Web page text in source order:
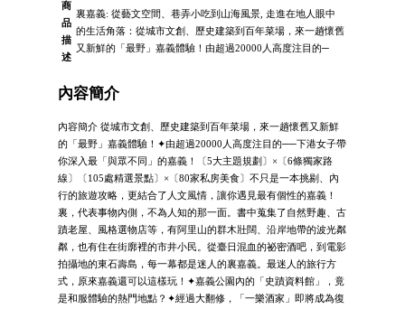
商
品
描
述
裏嘉義: 從藝文空間、巷弄小吃到山海風景, 走進在地人眼中
的生活角落：從城市文創、歷史建築到百年菜場，來一趟懷舊
又新鮮的「最野」嘉義體驗！由超過20000人高度注目的─
內容簡介
內容簡介 從城市文創、歷史建築到百年菜場，來一趟懷舊又新鮮
的「最野」嘉義體驗！✦由超過20000人高度注目的──下港女子帶
你深入最「與眾不同」的嘉義！〔5大主題規劃〕×〔6條獨家路
線〕〔105處精選景點〕×〔80家私房美食〕不只是一本挑剔、內
行的旅遊攻略，更結合了人文風情，讓你遇見最有個性的嘉義！
裏，代表事物內側，不為人知的那一面。書中蒐集了自然野趣、古
蹟老屋、風格選物店等，有阿里山的群木壯闊、沿岸地帶的波光粼
粼，也有住在街廓裡的市井小民。從臺日混血的祕密酒吧，到電影
拍攝地的東石壽島，每一幕都是迷人的裏嘉義。最迷人的旅行方
式，原來嘉義還可以這樣玩！✦嘉義公園內的「史蹟資料館」，竟
是和服體驗的熱門地點？✦經過大翻修，「一樂酒家」即將成為復